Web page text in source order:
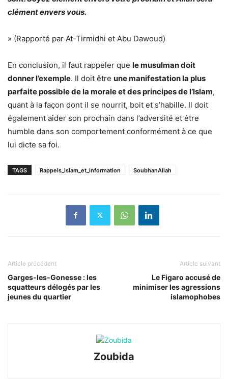
clément envers vous.
» (Rapporté par At-Tirmidhi et Abu Dawoud)
En conclusion, il faut rappeler que le musulman doit
donner l’exemple. Il doit être une manifestation la plus
parfaite possible de la morale et des principes de l’Islam,
quant à la façon dont il se nourrit, boit et s’habille. Il doit
également aider son prochain dans l’adversité et être
humble dans son comportement conformément à ce que
lui dicte sa foi.
TAGS Rappels_islam_et_information SoubhanAllah
Article précédent
Garges-les-Gonesse : les
squatteurs délogés par les
jeunes du quartier
Article suivant
Le Figaro accusé de
minimiser les agressions
islamophobes
Zoubida